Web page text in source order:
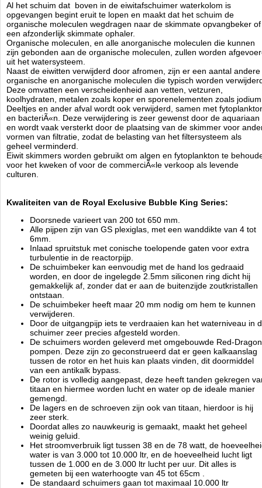
tussen de rotor en het huis kan plaats vinden, dit doormiddel
van een antikalk bypass.
De rotor is volledig aangepast, deze heeft tanden gekregen van
titaan en hiermee worden lucht en water op de ideale manier
gemengd.
De lagers en de schroeven zijn ook van titaan, hierdoor is hij
zeer sterk.
Doordat alles zo nauwkeurig is gemaakt, maakt het geheel
weinig geluid.
Het stroomverbruik ligt tussen 38 en de 78 watt, de hoeveelheid
water is van 3.000 tot 10.000 ltr, en de hoeveelheid lucht ligt
tussen de 1.000 en de 3.000 ltr lucht per uur. Dit alles is
gemeten bij een waterhoogte van 45 tot 65cm .
De standaard schuimers gaan tot maximaal 10.000 ltr
Royal Exclusive Bubble King 400 DeLuxe Intern:
voor aquaria van 1.500 liter - 4.000 liter
1500 en 1 Pomp (Bubble King) BK 2000.
Bodemplaat: 43 cm x 43 cm / hoogte ~ 66 cm.
Skimmer-pomp: Bubble King 1500.
Debiet: 2.000 l / h Luchtinlaat ~ 4.000 l / h Water inlaat.
Wattage - actief vermogen: P = 58 Watt / h.
Bedrijfsspanning: 230 Volt 50 Hz.
Water level ~180mm tot ~270mm
Beschermingsklasse: IP 68
Gewicht skimmer: 16 kg inclusief pomp.
Afmeting skimmer: 785 mm breed / 535 mm lengte / ~ 660 mm hoogte
Bij reparaties aan pompen wordt altijd Euro 35,00 onderzoekskosten in rekening
gebracht door Royal Exclusive die bij opdracht tot reparatie in mindering gebracht
worden op de rekening!
Royal Exclusiv
Manufactured by: Royal Exclusiv
AC-33254
Product ID:
3192 3192 Available from:Aquariumonderdelen.nl 2026-08-20 Pre-
New
Al het schuim dat boven in de eiwitafschuimer waterkolom is
opgevangen begint eruit te lopen en maakt dat het schuim de
organische moleculen wegdragen naar de skimmate opvangbeker of
een afzonderlijk skimmate ophaler.
Organische moleculen, en alle anorganische moleculen die kunnen
zijn gebonden aan de organische moleculen, zullen worden
uit het watersysteem.
Naast de eiwitten verwijderd door afromen, zijn er een aantal andere
organische en anorganische moleculen die typisch worden
Deze omvatten een verscheidenheid aan vetten, vetzuren,
koolhydraten, metalen zoals koper en sporenelementen zoals
Deeltjes en ander afval wordt ook verwijderd, samen met
en bacteriÃ«n. Deze verwijdering is zeer gewenst door de aquariaan
en wordt vaak versterkt door de plaatsing van de skimmer voor
vormen van filtratie, zodat de belasting van het filtersysteem als
geheel verminderd.
Eiwit skimmers worden gebruikt om algen en fytoplankton te
voor het kweken of voor de commerciÃ«le verkoop als levende
culturen.
Kwaliteiten van de Royal Exclusive Bubble King Series:
Doorsnede varieert van 200 tot 650 mm.
Alle pijpen zijn van GS plexiglas, met een wanddikte van 4 tot
6mm.
Inlaad spruitstuk met conische toelopende gaten voor extra
turbulentie in de reactorpijp.
De schuimbeker kan eenvoudig met de hand los gedraaid
worden, en door de ingelegde 2.5mm siliconen ring dicht hij
gemakkelijk af, zonder dat er aan de buitenzijde zoutkristallen
ontstaan.
De schuimbeker heeft maar 20 mm nodig om hem te kunnen
verwijderen.
Door de uitgangpijp iets te verdraaien kan het waterniveau in
schuimer zeer precies afgesteld worden.
De schuimers worden geleverd met omgebouwde Red-Dragon
pompen. Deze zijn zo geconstrueerd dat er geen kalkaanslag
tussen de rotor en het huis kan plaats vinden, dit doormiddel
van een antikalk bypass.
De rotor is volledig aangepast, deze heeft tanden gekregen
titaan en hiermee worden lucht en water op de ideale manier
gemengd.
De lagers en de schroeven zijn ook van titaan, hierdoor is hij
zeer sterk.
Doordat alles zo nauwkeurig is gemaakt, maakt het geheel
weinig geluid.
Het stroomverbruik ligt tussen 38 en de 78 watt, de
water is van 3.000 tot 10.000 ltr, en de hoeveelheid lucht ligt
tussen de 1.000 en de 3.000 ltr lucht per uur. Dit alles is
gemeten bij een waterhoogte van 45 tot 65cm .
De standaard schuimers gaan tot maximaal 10.000 ltr